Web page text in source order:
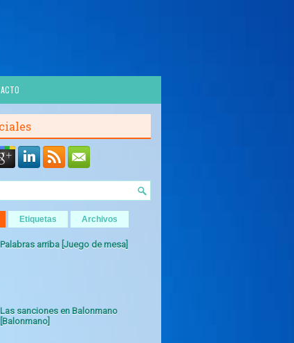
Etiquetas Archivos
Palabras arriba [Juego de mesa]
Las sanciones en Balonmano
[Balonmano]